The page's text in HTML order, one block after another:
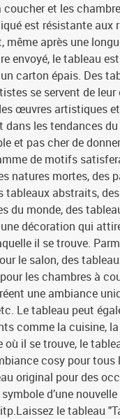
et les
est résistante aux
même après une
envoyé, le tableau
carton épais. Des
se servent de leur
œuvres artistiques
dans les tendances
et pas cher de
de motifs
natures mortes, des
tableaux abstraits,
du monde, des
décoration qui
il se trouve.
le salon, des
les chambres à
une ambiance
Le tableau peut
comme la cuisine,
il se trouve, le
cosy pour
original pour des
d’une
le tableau